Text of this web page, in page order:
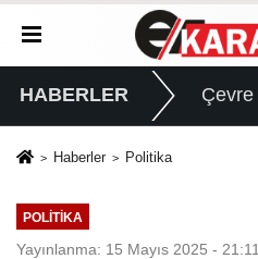
HABERLER Çevre
Haberler Politika
POLITIKA
Yayınlanma: 15 Mayıs 2025 - 21:11